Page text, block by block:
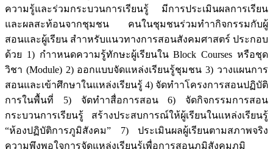
ความรู้และร่วมกระบวนการเรียนรู้ มีการประเมินผลการเรียน
และผลสะท้อนจากชุมชน คนในชุมชนร่วมทําากิจกรรมกับผู้
สอนและผู้เรียน สําาหรับแนวทางการสอนสังคมศาสตร์ ประกอบ
ด้วย 1) กําาหนดความรู้ทักษะผู้เรียนใน Block Courses หรือชุด
วิชา (Module) 2) ออกแบบจัดแหล่งเรียนรู้ชุมชน 3) วางแผนการ
สอนและเข้าศึกษาในแหล่งเรียนรู้ 4) จัดทําาโครงการสอนปฏิบัติ
การในพื้นที่ 5) จัดทําาสื่อการสอน 6) จัดกิจกรรมการสอน
กระบวนการเรียนรู้ สร้างประสบการณ์ให้ผู้เรียนในแหล่งเรียนรู้
“ห้องปฏิบัติการภูมิสังคม” 7) ประเมินผลผู้เรียนตามสภาพจริง
ความพึงพอใจการจัดแหล่งเรียนรู้เพื่อการสอนภูมิสังคมภูมิ